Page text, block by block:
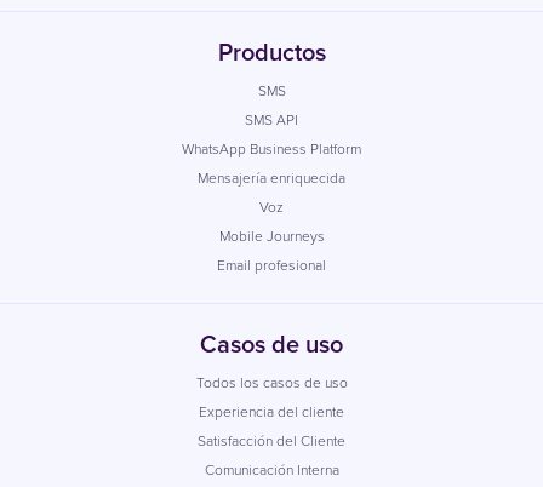
Productos
SMS
SMS API
WhatsApp Business Platform
Mensajería enriquecida
Voz
Mobile Journeys
Email profesional
Casos de uso
Todos los casos de uso
Experiencia del cliente
Satisfacción del Cliente
Comunicación Interna